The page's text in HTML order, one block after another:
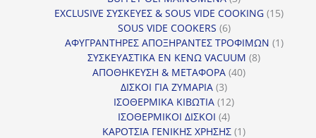
προϊόντα
EXCLUSIVE ΣΥΣΚΕΥΕΣ & SOUS VIDE COOKING 1515
SOUS VIDE COOKERS 66
προϊόντα
ΑΦΥΓΡΑΝΤΗΡΕΣ ΑΠΟΞΗΡΑΝΤΕΣ ΤΡΟΦΙΜΩΝ 11
ΣΥΣΚΕΥΑΣΤΙΚΑ ΕΝ ΚΕΝΩ VACUUM 88
ΑΠΟΘΗΚΕΥΣΗ & ΜΕΤΑΦΟΡΑ 4040
ΔΙΣΚΟΙ ΓΙΑ ΖΥΜΑΡΙΑ 33
προϊόντα
ΙΣΟΘΕΡΜΙΚΑ ΚΙΒΩΤΙΑ 1212
ΙΣΟΘΕΡΜΙΚΟΙ ΔΙΣΚΟΙ 44
προϊόντα
ΚΑΡΟΤΣΙΑ ΓΕΝΙΚΗΣ ΧΡΗΣΗΣ 11